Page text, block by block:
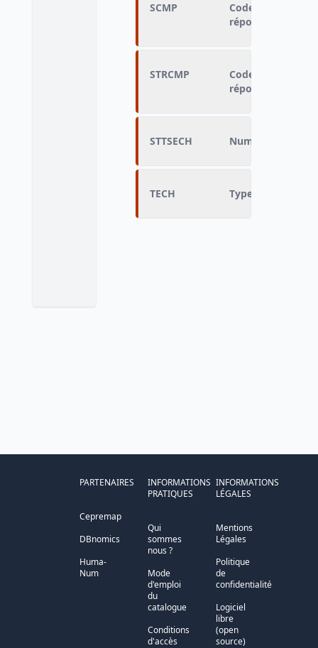
SCMP
Code servant au
réponses
STRCMP
Code servant au
réponses
STTSECH Numéro du sous
TECH Type de
PARTENAIRES
Cepremap
DBnomics
Huma-
Num
INFORMATIONS
PRATIQUES
Qui
sommes
nous ?
Mode
d'emploi
du
catalogue
Conditions
d'accès
INFORMATIONS
LÉGALES
Mentions
Légales
Politique
de
confidentialité
Logiciel
libre
(open
source)